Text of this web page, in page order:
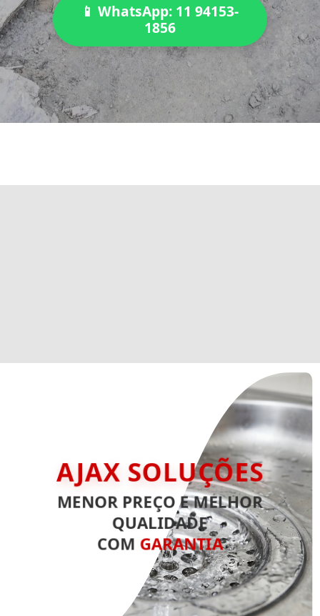
📱 WhatsApp: 11 94153-
1856
AJAX SOLUÇÕES
MENOR PREÇO E MELHOR
QUALIDADE
COM GARANTIA